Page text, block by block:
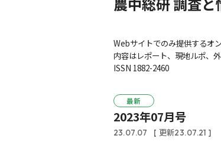
Webサイトでのみ提供するオ
内容はレポート、現地ルポ、
ISSN 1882-2460
最新
2023年07月号
23.07.07 [ 更新23.07.21 ]